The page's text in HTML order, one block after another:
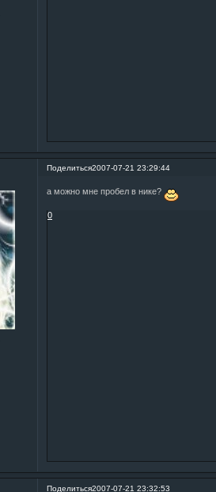
Поделиться2007-07-21 23:29:44
а можно мне пробел в нике?
0
Поделиться2007-07-21 23:32:53